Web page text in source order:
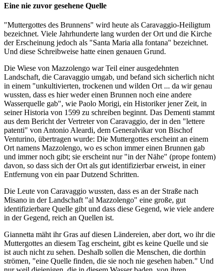
Eine nie zuvor gesehene Quelle
"Muttergottes des Brunnens" wird heute als Caravaggio-Heiligtum
bezeichnet. Viele Jahrhunderte lang wurden der Ort und die Kirche
der Erscheinung jedoch als "Santa Maria alla fontana" bezeichnet.
Und diese Schreibweise hatte einen genauen Grund.
Die Wiese von Mazzolengo war Teil einer ausgedehnten
Landschaft, die Caravaggio umgab, und befand sich sicherlich nicht
in einem "unkultivierten, trockenen und wilden Ort ... da wir genau
wussten, dass es hier weder einen Brunnen noch eine andere
Wasserquelle gab", wie Paolo Morigi, ein Historiker jener Zeit, in
seiner Historia von 1599 zu schreiben beginnt. Das Dementi stammt
aus dem Bericht der Vertreter von Caravaggio, der in den "lettere
patenti" von Antonio Aleardi, dem Generalvikar von Bischof
Venturino, übertragen wurde: Die Muttergottes erscheint an einem
Ort namens Mazzolengo, wo es schon immer einen Brunnen gab
und immer noch gibt; sie erscheint nur "in der Nähe" (prope fontem)
davon, so dass sich der Ort als gut identifizierbar erweist, in einer
Entfernung von ein paar Dutzend Schritten.
Die Leute von Caravaggio wussten, dass es an der Straße nach
Misano in der Landschaft "al Mazzolengo" eine große, gut
identifizierbare Quelle gibt und dass diese Gegend, wie viele andere
in der Gegend, reich an Quellen ist.
Giannetta mäht ihr Gras auf diesen Ländereien, aber dort, wo ihr die
Muttergottes an diesem Tag erscheint, gibt es keine Quelle und sie
ist auch nicht zu sehen. Deshalb sollen die Menschen, die dorthin
strömen, "eine Quelle finden, die sie noch nie gesehen haben." Und